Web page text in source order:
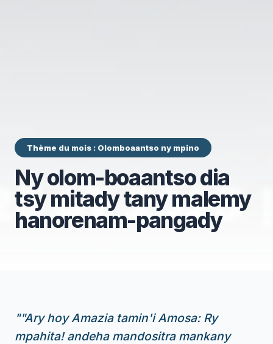
Thème du mois : Olomboaantso ny mpino
Ny olom-boaantso dia
tsy mitady tany malemy
hanorenam-pangady
""Ary hoy Amazia tamin'i Amosa: Ry
mpahita! andeha mandositra mankany